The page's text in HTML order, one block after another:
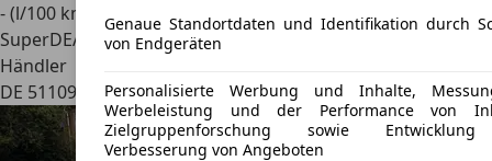
- (l/100 km)
SuperDEAL
Händler
DE 51109 Köln
Genaue Standortdaten und Identifikation durch
von Endgeräten
Personalisierte Werbung und Inhalte,
Werbeleistung und der Performance von
Zielgruppenforschung sowie
Verbesserung von Angeboten